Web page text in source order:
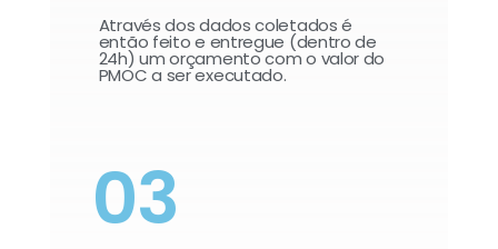
Através dos dados coletados é
então feito e entregue (dentro de
24h) um orçamento com o valor do
PMOC a ser executado.
03